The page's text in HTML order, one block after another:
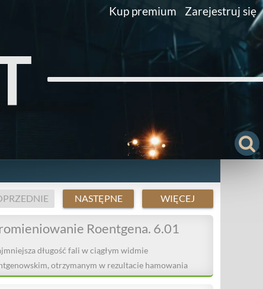
Kup premium Zarejestruj się
NASTĘPNE WIĘCEJ
Roentgena. 6.01
długość fali w ciągłym widmie
otrzymanym w rezultacie hamowania
na antykatodzie